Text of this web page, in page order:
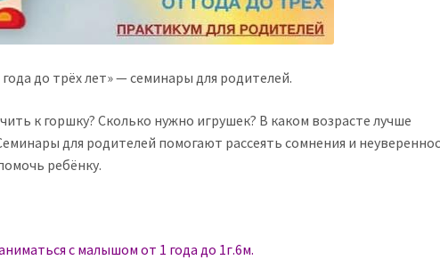
до трёх лет» — семинары для родителей.
к горшку? Сколько нужно игрушек? В каком возрасте лучше
для родителей помогают рассеять сомнения и
ребёнку.
с малышом от 1 года до 1г.6м.